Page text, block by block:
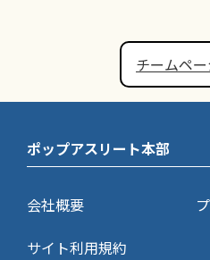
チームペ
ポップアスリート本部
会社概要
サイト利用規約